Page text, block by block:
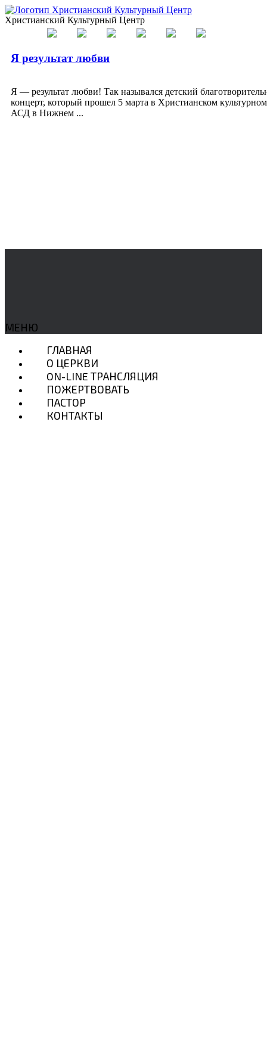
Христианский Культурный Центр
Я результат любви
Я — результат любви! Так назывался детский
концерт, который прошел 5 марта в Христианском
АСД в Нижнем ...
МЕНЮ
ГЛАВНАЯ
О ЦЕРКВИ
ON-LINE ТРАНСЛЯЦИЯ
ПОЖЕРТВОВАТЬ
ПАСТОР
КОНТАКТЫ